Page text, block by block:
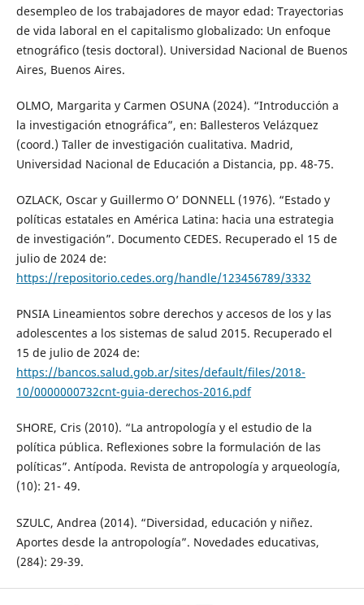
desempleo de los trabajadores de mayor edad: Trayectorias
de vida laboral en el capitalismo globalizado: Un enfoque
etnográfico (tesis doctoral). Universidad Nacional de Buenos
Aires, Buenos Aires.
OLMO, Margarita y Carmen OSUNA (2024). “Introducción a
la investigación etnográfica”, en: Ballesteros Velázquez
(coord.) Taller de investigación cualitativa. Madrid,
Universidad Nacional de Educación a Distancia, pp. 48-75.
OZLACK, Oscar y Guillermo O’ DONNELL (1976). “Estado y
políticas estatales en América Latina: hacia una estrategia
de investigación”. Documento CEDES. Recuperado el 15 de
julio de 2024 de:
https://repositorio.cedes.org/handle/123456789/3332
PNSIA Lineamientos sobre derechos y accesos de los y las
adolescentes a los sistemas de salud 2015. Recuperado el
15 de julio de 2024 de:
https://bancos.salud.gob.ar/sites/default/files/2018-
10/0000000732cnt-guia-derechos-2016.pdf
SHORE, Cris (2010). “La antropología y el estudio de la
política pública. Reflexiones sobre la formulación de las
políticas”. Antípoda. Revista de antropología y arqueología,
(10): 21- 49.
SZULC, Andrea (2014). “Diversidad, educación y niñez.
Aportes desde la antropología”. Novedades educativas,
(284): 29-39.